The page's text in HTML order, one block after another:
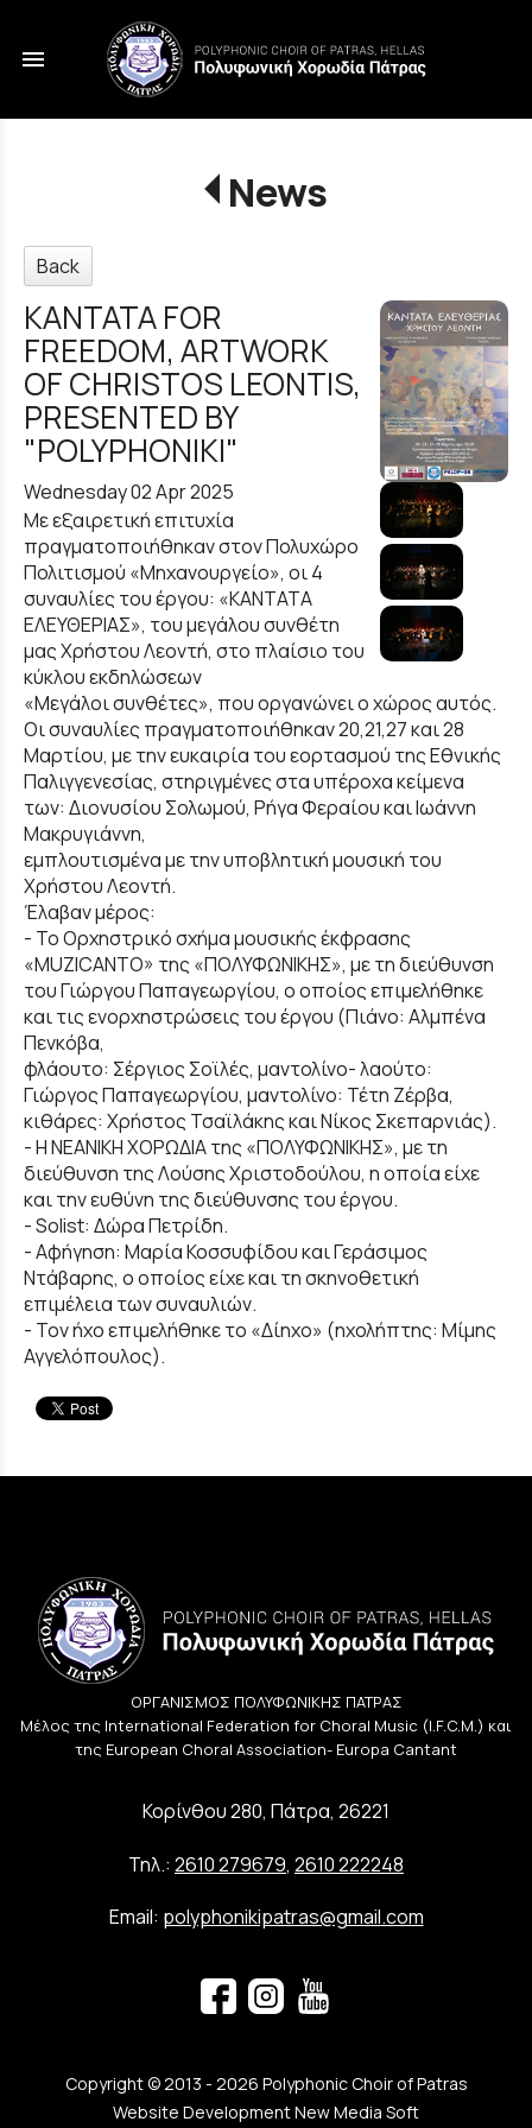
menu
News
Back
KANTATA FOR
FREEDOM, ARTWORK
OF CHRISTOS LEONTIS,
PRESENTED BY
"POLYPHONIKI"
Wednesday 02 Apr 2025
Με εξαιρετική επιτυχία
πραγματοποιήθηκαν στον Πολυχώρο
Πολιτισμού «Μηχανουργείο», οι 4
συναυλίες του έργου: «ΚΑΝΤΑΤΑ
ΕΛΕΥΘΕΡΙΑΣ», του μεγάλου συνθέτη
μας Χρήστου Λεοντή, στο πλαίσιο του
κύκλου εκδηλώσεων
«Μεγάλοι συνθέτες», που οργανώνει ο χώρος αυτός.
Οι συναυλίες πραγματοποιήθηκαν 20,21,27 και 28
Μαρτίου, με την ευκαιρία του εορτασμού της Εθνικής
Παλιγγενεσίας, στηριγμένες στα υπέροχα κείμενα
των: Διονυσίου Σολωμού, Ρήγα Φεραίου και Ιωάννη
Μακρυγιάννη,
εμπλουτισμένα με την υποβλητική μουσική του
Χρήστου Λεοντή.
Έλαβαν μέρος:
- Το Ορχηστρικό σχήμα μουσικής έκφρασης
«MUZICANTO» της «ΠΟΛΥΦΩΝΙΚΗΣ», με τη διεύθυνση
του Γιώργου Παπαγεωργίου, ο οποίος επιμελήθηκε
και τις ενορχηστρώσεις του έργου (Πιάνο: Αλμπένα
Πενκόβα,
φλάουτο: Σέργιος Σοϊλές, μαντολίνο- λαούτο:
Γιώργος Παπαγεωργίου, μαντολίνο: Τέτη Ζέρβα,
κιθάρες: Χρήστος Τσαϊλάκης και Νίκος Σκεπαρνιάς).
- Η ΝΕΑΝΙΚΗ ΧΟΡΩΔΙΑ της «ΠΟΛΥΦΩΝΙΚΗΣ», με τη
διεύθυνση της Λούσης Χριστοδούλου, η οποία είχε
και την ευθύνη της διεύθυνσης του έργου.
- Solist: Δώρα Πετρίδη.
- Αφήγηση: Μαρία Κοσσυφίδου και Γεράσιμος
Ντάβαρης, ο οποίος είχε και τη σκηνοθετική
επιμέλεια των συναυλιών.
- Τον ήχο επιμελήθηκε το «Δίηχο» (ηχολήπτης: Μίμης
Αγγελόπουλος).
ΟΡΓΑΝΙΣΜΟΣ ΠΟΛΥΦΩΝΙΚΗΣ ΠΑΤΡΑΣ
Μέλος της International Federation for Choral Music (I.F.C.M.) και
της European Choral Association- Europa Cantant
Κορίνθου 280, Πάτρα, 26221
Τηλ.: 2610 279679, 2610 222248
Email: polyphonikipatras@gmail.com
Copyright © 2013 - 2026 Polyphonic Choir of Patras
Website Development New Media Soft